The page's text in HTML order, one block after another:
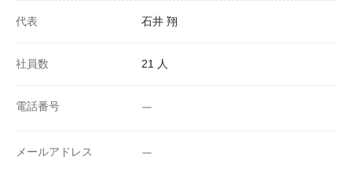
代表 石井 翔
社員数 21 人
電話番号 ー
メールアドレス ー